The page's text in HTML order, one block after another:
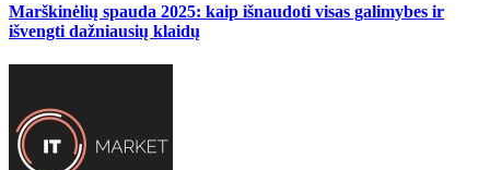
Marškinėlių spauda 2025: kaip išnaudoti visas galimybes ir
išvengti dažniausių klaidų